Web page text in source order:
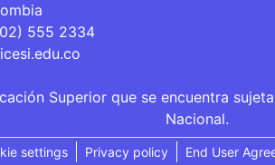
555 2334
Superior que se encuentra
Nacional.
settings Privacy policy End User